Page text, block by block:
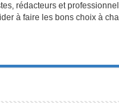
rédacteurs et
à faire les bons choix à